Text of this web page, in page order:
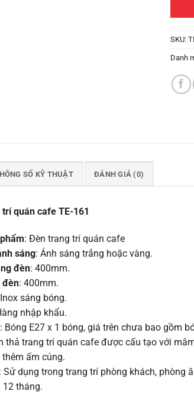
SKU:
Danh
SỐ KỸ THUẬT ĐÁNH GIÁ (0)
quán cafe TE-161
: Đèn trang trí quán cafe
sáng: Ánh sáng trắng hoặc vàng.
đèn: 400mm.
đèn: 400mm.
sáng bóng.
nhập khẩu.
: Bóng E27 x 1 bóng, giá trên chưa bao gồm
thả trang trí quán cafe được cấu tạo với
ấm cúng.
: Sử dụng trong trang trí phòng khách, phòng
12 tháng.